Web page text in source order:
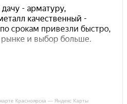
Красноярска — Яндекс Карты